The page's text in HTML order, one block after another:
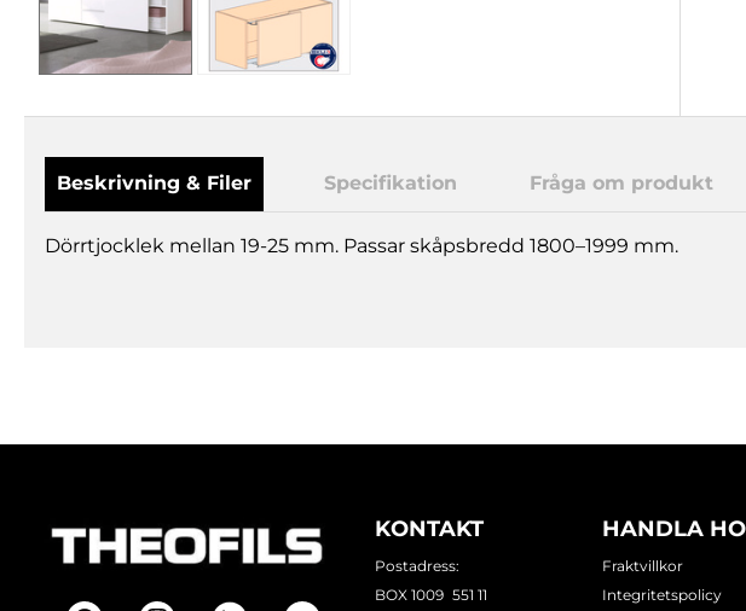
Beskrivning & Filer Specifikation Fråga om produkt
Dörrtjocklek mellan 19-25 mm. Passar skåpsbredd 1800–1999 mm.
KONTAKT
Postadress:
BOX 1009 551 11
HANDLA
Fraktvillkor
Integritetspolicy